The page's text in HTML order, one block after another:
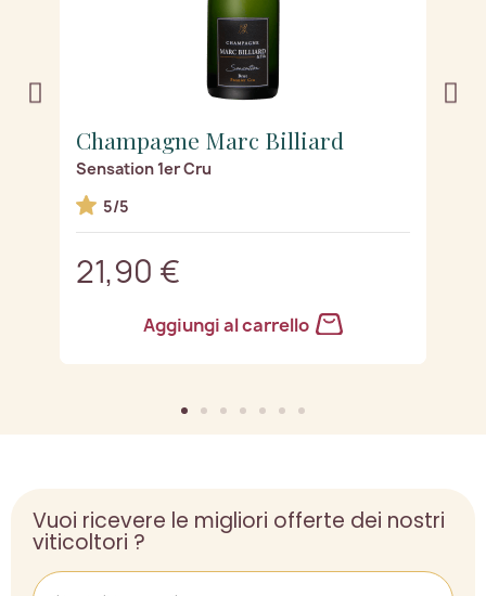
Champagne Marc Billiard
Sensation 1er Cru
5/5
21,90 €
Aggiungi al carrello
Vuoi ricevere le migliori offerte dei nostri
viticoltori ?